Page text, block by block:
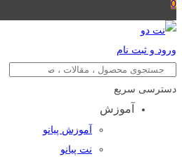
0
ورود و ثبت نام
دسترسی سریع
آموزش
آموزش پیانو
نت پیانو